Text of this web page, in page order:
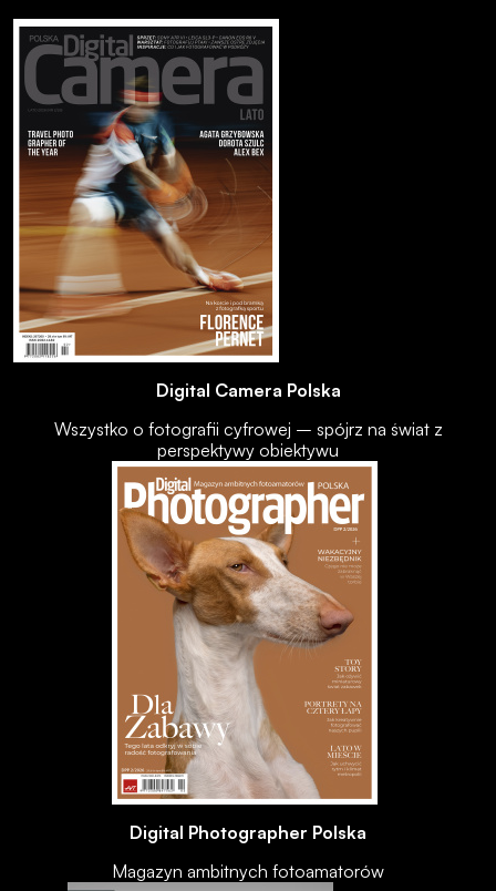
Digital Camera Polska
Wszystko o fotografii cyfrowej – spójrz na świat z
perspektywy obiektywu
Digital Photographer Polska
Magazyn ambitnych fotoamatorów